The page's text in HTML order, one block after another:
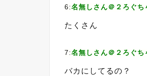
6:名無しさん＠２ろぐち
たくさん
7:名無しさん＠２ろぐち
バカにしてるの？